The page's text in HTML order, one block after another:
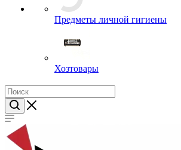
Предметы личной гигиены
Хозтовары